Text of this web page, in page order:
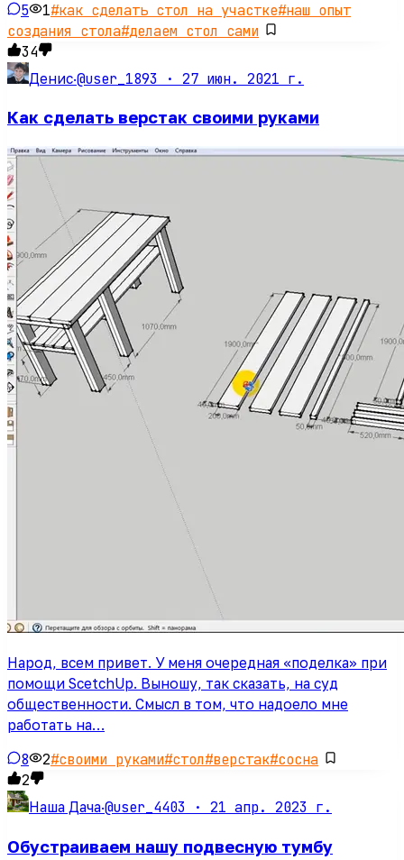
5 1#как сделать стол на участке#наш опыт
создания стола#делаем стол сами
34
Денис·@user_1893 · 27 июн. 2021 г.
Как сделать верстак своими руками
Народ, всем привет. У меня очередная «поделка» при
помощи ScetchUp. Выношу, так сказать, на суд
общественности. Смысл в том, что надоело мне
работать на…
8 2#своими руками#стол#верстак#сосна
2
Наша Дача·@user_4403 · 21 апр. 2023 г.
Обустраиваем нашу подвесную тумбу